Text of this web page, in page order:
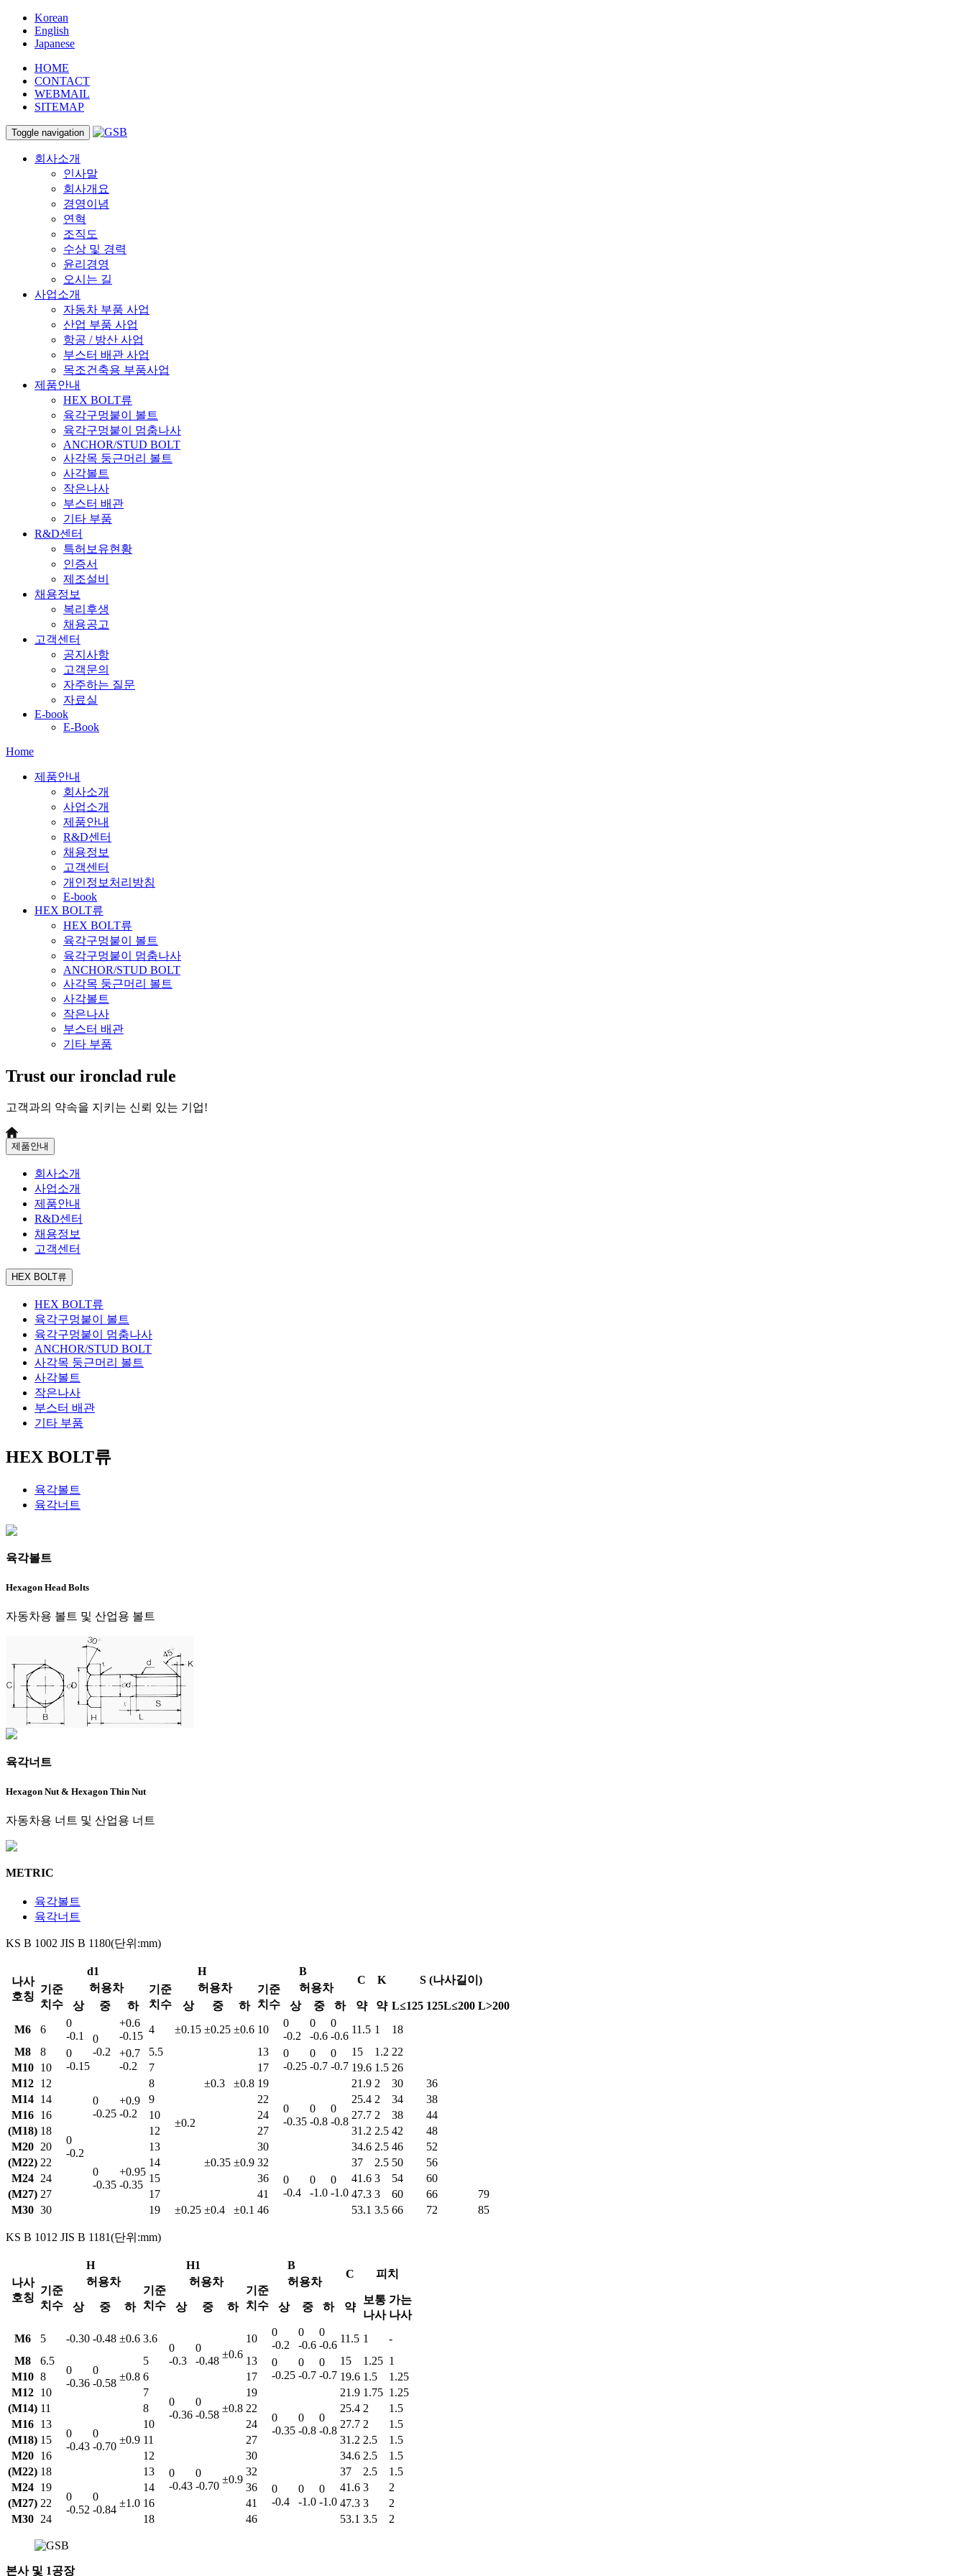
Korean
English
Japanese
HOME
CONTACT
WEBMAIL
SITEMAP
Toggle navigation
회사소개
인사말
회사개요
경영이념
연혁
조직도
수상 및 경력
윤리경영
오시는 길
사업소개
자동차 부품 사업
산업 부품 사업
항공 / 방산 사업
부스터 배관 사업
목조건축용 부품사업
제품안내
HEX BOLT류
육각구멍붙이 볼트
육각구멍붙이 멈춤나사
ANCHOR/STUD BOLT
사각목 둥근머리 볼트
사각볼트
작은나사
부스터 배관
기타 부품
R&D센터
특허보유현황
인증서
제조설비
채용정보
복리후생
채용공고
고객센터
공지사항
고객문의
자주하는 질문
자료실
E-book
E-Book
Home
제품안내
회사소개
사업소개
제품안내
R&D센터
채용정보
고객센터
개인정보처리방침
E-book
HEX BOLT류
HEX BOLT류
육각구멍붙이 볼트
육각구멍붙이 멈춤나사
ANCHOR/STUD BOLT
사각목 둥근머리 볼트
사각볼트
작은나사
부스터 배관
기타 부품
Trust our ironclad rule
고객과의 약속을 지키는 신뢰 있는 기업!
제품안내
회사소개
사업소개
제품안내
R&D센터
채용정보
고객센터
HEX BOLT류
HEX BOLT류
육각구멍붙이 볼트
육각구멍붙이 멈춤나사
ANCHOR/STUD BOLT
사각목 둥근머리 볼트
사각볼트
작은나사
부스터 배관
기타 부품
HEX BOLT류
육각볼트
육각너트
육각볼트
Hexagon Head Bolts
자동차용 볼트 및 산업용 볼트
육각너트
Hexagon Nut & Hexagon Thin Nut
자동차용 너트 및 산업용 너트
METRIC
육각볼트
육각너트
KS B 1002 JIS B 1180(단위:mm)
나사
호칭
d1 H B
C K S (나사길이)
기준
치수
허용차
기준
치수
허용차
기준
치수
허용차
상
중 하 상 중 하 상 중 하 약 약 L≤125 125L≤200 L>200
M6
6
0
-0.1
0
-0.2
+0.6
-0.15
4 ±0.15 ±0.25 ±0.6 10
0
-0.2
0
-0.6
0
-0.6
11.5 1
18
M8
8
0
-0.15
+0.7
-0.2
5.5
±0.2
±0.3 ±0.8
13
0
-0.25
0
-0.7
0
-0.7
15 1.2 22
M10 10 7 17 19.6 1.5 26
M12 12
0
-0.2
0
-0.25
+0.9
-0.2
8 19
0
-0.35
0
-0.8
0
-0.8
21.9 2 30
36
M14 14 9 22 25.4 2 34
38
M16 16 10 24 27.7 2 38
44
(M18) 18 12
±0.35 ±0.9
27 31.2 2.5 42
48
M20 20
0
-0.35
+0.95
-0.35
13 30 34.6 2.5 46
52
(M22) 22 14
32
0
-0.4
0
-1.0
0
-1.0
37 2.5 50
56
M24 24 15 36 41.6 3 54
60
(M27) 27 17 41 47.3 3 60 66
79
M30 30 19 ±0.25 ±0.4 ±0.1 46 53.1 3.5 66 72 85
KS B 1012 JIS B 1181(단위:mm)
나사
호칭
H H1 B
C
피치
기준
치수
허용차
기준
치수
허용차
기준
치수
허용차
상 중 하 상 중 하 상 중 하 약
보통
나사
가는
나사
M6
5 -0.30 -0.48 ±0.6 3.6
0
-0.3
0
-0.48
±0.6
10
0
-0.2
0
-0.6
0
-0.6
11.5 1
-
M8
6.5
0
-0.36
0
-0.58
±0.8
5 13
0
-0.25
0
-0.7
0
-0.7
15 1.25 1
M10 8 6 17 19.6 1.5
1.25
M12 10 7
0
-0.36
0
-0.58
±0.8
19
0
-0.35
0
-0.8
0
-0.8
21.9 1.75 1.25
(M14) 11
0
-0.43
0
-0.70
±0.9
8 22 25.4 2
1.5
M16 13 10 24 27.7 2
1.5
(M18) 15 11
0
-0.43
0
-0.70
±0.9
27 31.2 2.5
1.5
M20 16 12 30 34.6 2.5
1.5
(M22) 18 13
32
0
-0.4
0
-1.0
0
-1.0
37 2.5
1.5
M24 19
0
-0.52
0
-0.84
±1.0
14 36 41.6 3
2
(M27) 22 16 41 47.3 3
2
M30 24 18 46 53.1 3.5 2
본사 및 1공장